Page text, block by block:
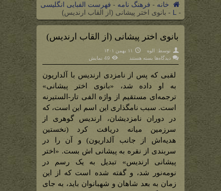
خانه - فرهنگ نامه - فهرست الفبایی انگلیسی
-
L
- بانوی اختر پیشانی (از القاب ارندیس)
بانوی اختر پیشانی (از القاب ارندیس)
توسط: الوه
۱۱ بهمن ۱۴۰۱
دیدگاه‌ها برای
پیشانی
(از
القاب
ارندیس)
بسته هستند 49 نمایش
لقبی که پس از نامزدی ارندیس با آلداریون
به او داده شد، «بانوی اختر پیشانی»
ترجمه‌ای مستقیم از واژه الفی تار-الستیرنه
است. سبب نامگذاری این اسم این است، که
در دوران نامزدیشان، ارندیس گوهری از
سرزمین میانه دریافت کرد (نخستین
هدیه‌اش از جانب آلداریون) و آن را در
سربندی از نقره به پیشانی اش بست. «اختر
پیشانی ارندیس» تبدیل به یک رسم در
نومه‌نور شد، و گفته شده است که از این
زمان به بعد شاهان و شهبانوان باید، به جای